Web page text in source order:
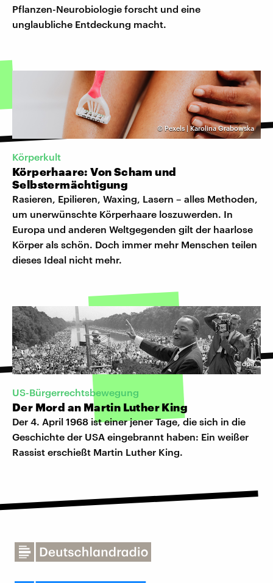
Pflanzen-Neurobiologie forscht und eine
unglaubliche Entdeckung macht.
©Pexels | Karolina Grabowska
Körperkult
Körperhaare: Von Scham und
Selbstermächtigung
Rasieren, Epilieren, Waxing, Lasern – alles Methoden,
um unerwünschte Körperhaare loszuwerden. In
Europa und anderen Weltgegenden gilt der haarlose
Körper als schön. Doch immer mehr Menschen teilen
dieses Ideal nicht mehr.
©dpa
US-Bürgerrechtsbewegung
Der Mord an Martin Luther King
Der 4. April 1968 ist einer jener Tage, die sich in die
Geschichte der USA eingebrannt haben: Ein weißer
Rassist erschießt Martin Luther King.